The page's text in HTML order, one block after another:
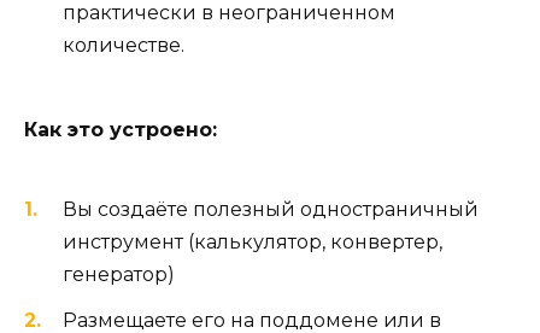
практически в неограниченном
количестве.
Как это устроено:
Вы создаёте полезный одностраничный
инструмент (калькулятор, конвертер,
генератор)
Размещаете его на поддомене или в